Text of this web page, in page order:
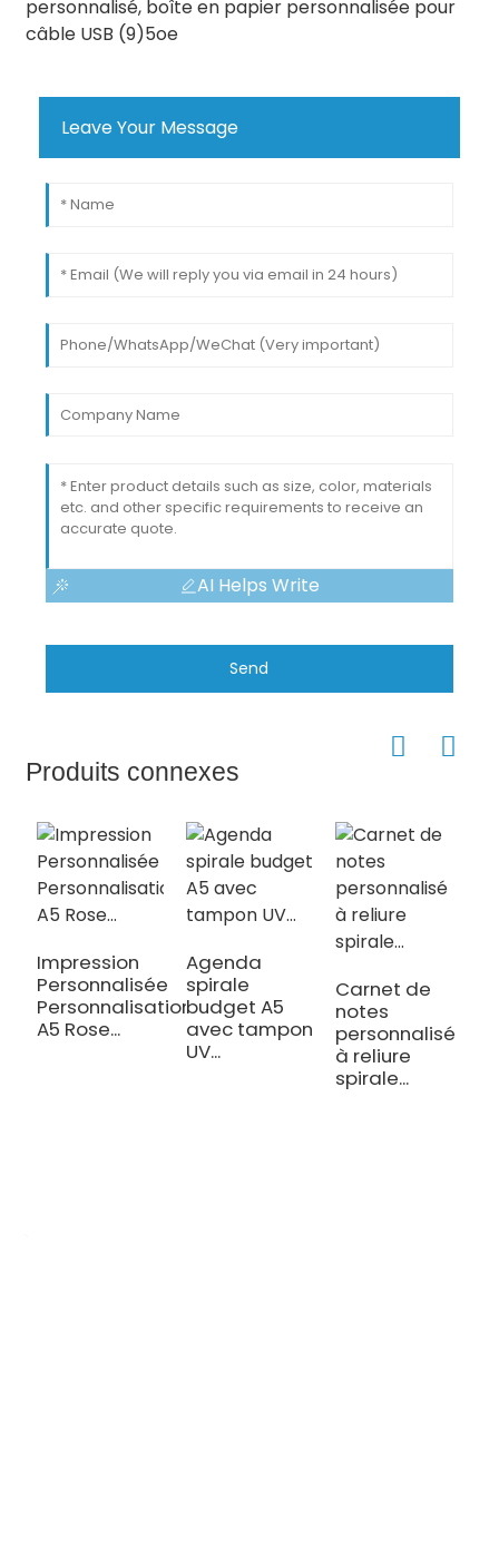
Leave Your Message
AI Helps Write
Send
Produits connexes
Impression
Personnalisée
Personnalisation
A5 Rose...
Agenda
spirale
budget A5
avec tampon
UV...
Carnet de
notes
personnalisé
à reliure
spirale...